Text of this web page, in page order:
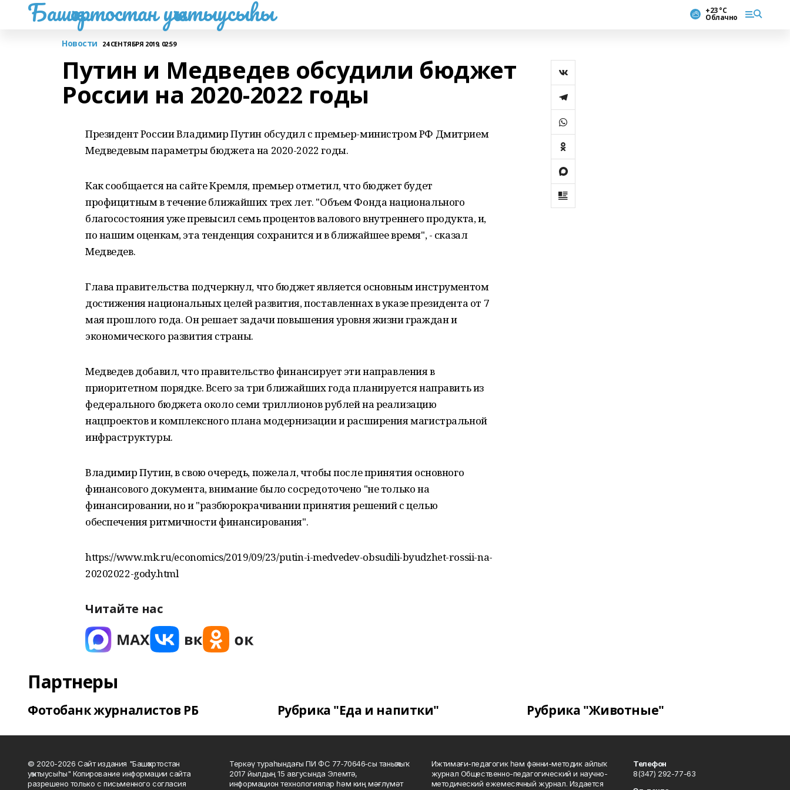
Башҡортостан уҡытыусыһы +23 °С
Облачно
Новости 24 СЕНТЯБРЯ 2019, 02:59
Путин и Медведев обсудили бюджет
России на 2020-2022 годы
Президент России Владимир Путин обсудил с премьер-министром РФ Дмитрием
Медведевым параметры бюджета на 2020-2022 годы.
Как сообщается на сайте Кремля, премьер отметил, что бюджет будет
профицитным в течение ближайших трех лет. "Объем Фонда национального
благосостояния уже превысил семь процентов валового внутреннего продукта, и,
по нашим оценкам, эта тенденция сохранится и в ближайшее время", - сказал
Медведев.
Глава правительства подчеркнул, что бюджет является основным инструментом
достижения национальных целей развития, поставленнах в указе президента от 7
мая прошлого года. Он решает задачи повышения уровня жизни граждан и
экономического развития страны.
Медведев добавил, что правительство финансирует эти направления в
приоритетном порядке. Всего за три ближайших года планируется направить из
федерального бюджета около семи триллионов рублей на реализацию
нацпроектов и комплексного плана модернизации и расширения магистральной
инфраструктуры.
Владимир Путин, в свою очередь, пожелал, чтобы после принятия основного
финансового документа, внимание было сосредоточено "не только на
финансировании, но и "разбюрокрачивании принятия решений с целью
обеспечения ритмичности финансирования".
https://www.mk.ru/economics/2019/09/23/putin-i-medvedev-obsudili-byudzhet-rossii-na-
20202022-gody.html
Читайте нас
Партнеры
Фотобанк журналистов РБ Рубрика "Еда и напитки" Рубрика "Животные"
© 2020-2026 Сайт издания "Башҡортостан
уҡытыусыһы" Копирование информации сайта
разрешено только с письменного согласия
Теркәү тураһындағы ПИ ФС 77‑70646‑сы таныҡлыҡ
2017 йылдың 15 авгусында Элемтә,
информацион технологиялар һәм киң мәғлүмәт
Ижтимағи-педагогик һәм фәнни-методик айлыҡ
журнал Общественно-педагогический и научно-
методический ежемесячный журнал. Издается
Телефон
8(347) 292-77-63